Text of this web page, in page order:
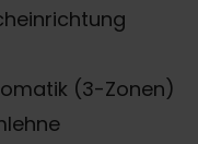
(3-Zonen)